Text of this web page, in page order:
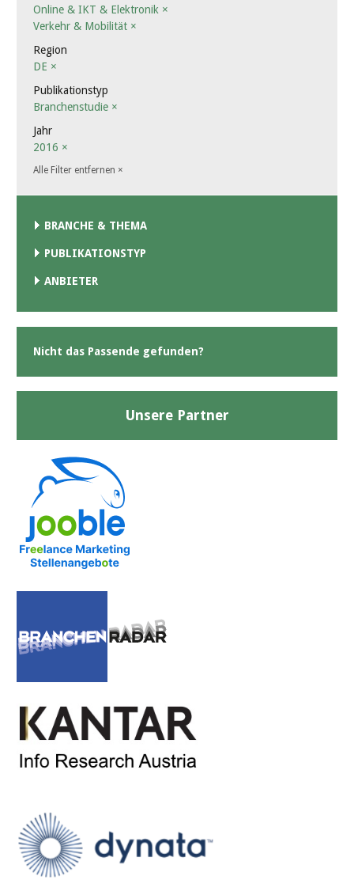
Online & IKT & Elektronik ×
Verkehr & Mobilität ×
Region
DE ×
Publikationstyp
Branchenstudie ×
Jahr
2016 ×
Alle Filter entfernen ×
BRANCHE & THEMA
PUBLIKATIONSTYP
ANBIETER
Nicht das Passende gefunden?
Unsere Partner